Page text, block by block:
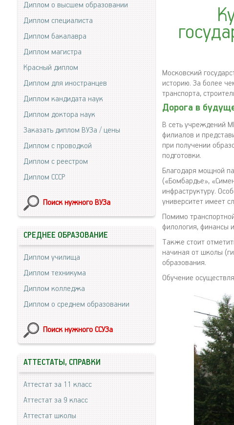
Московский
историю. За более
транспорта,
Дорога в
В сеть учреждений
филиалов и
при получении
подготовки.
Благодаря мощной
(«Бомбардье»,
инфраструктуру.
университет имеет
Помимо
филология, финансы
Также стоит
начиная от школы
образования.
Обучение
Диплом о высшем образовании
Диплом специалиста
Диплом бакалавра
Диплом магистра
Красный диплом
Диплом для иностранцев
Диплом кандидата наук
Диплом доктора наук
Заказать диплом ВУЗа / цены
Диплом с проводкой
Диплом с реестром
Диплом СССР
Поиск нужного ВУЗа
СРЕДНЕЕ ОБРАЗОВАНИЕ
Диплом училища
Диплом техникума
Диплом колледжа
Диплом о среднем образовании
Поиск нужного ССУЗа
АТТЕСТАТЫ, СПРАВКИ
Аттестат за 11 класс
Аттестат за 9 класс
Аттестат школы